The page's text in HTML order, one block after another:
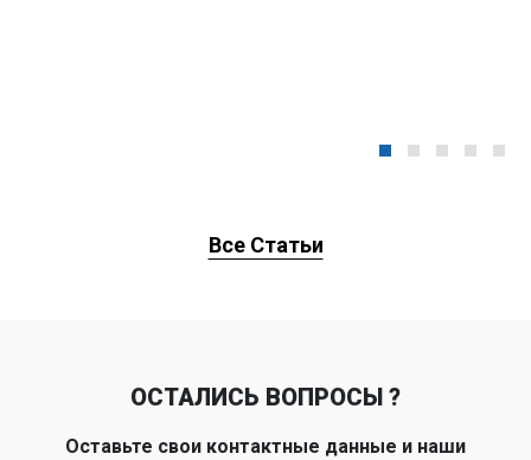
Все Статьи
ОСТАЛИСЬ ВОПРОСЫ ?
Оставьте свои контактные данные и наши